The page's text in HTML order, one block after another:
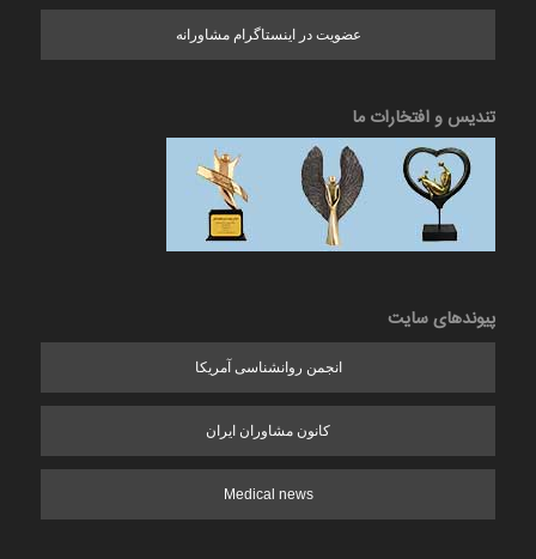
عضویت در اینستاگرام مشاورانه
تندیس و افتخارات ما
پیوندهای سایت
انجمن روانشناسی آمریکا
کانون مشاوران ایران
Medical news